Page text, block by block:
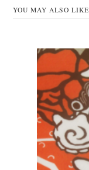
YOU MAY ALSO LIKE